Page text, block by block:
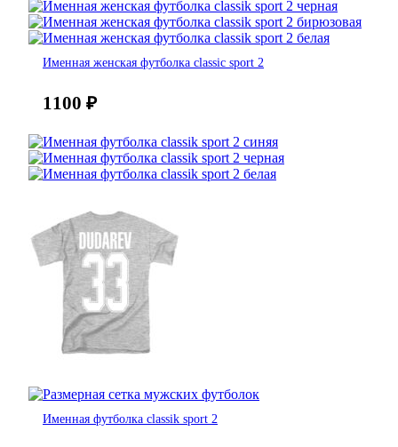
Именная женская футболка classic sport 2
1100 ₽
Именная футболка classik sport 2